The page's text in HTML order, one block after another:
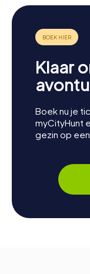
Klaar
Boek nu je
myCityHunt
gezin op